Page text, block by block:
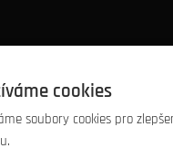
cookies
soubory cookies pro